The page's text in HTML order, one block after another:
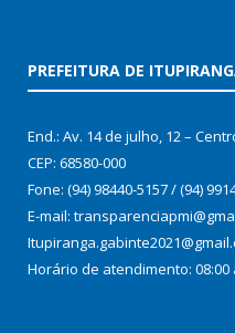
PREFEITURA DE
End.: Av. 14 de julho, 12 –
CEP: 68580-000
Fone: (94) 98440-5157 / (94)
E-mail:
Horário de atendimento: 08:00